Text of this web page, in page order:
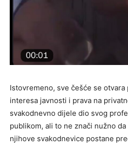
Istovremeno, sve češće se
interesa javnosti i prava na
svakodnevno dijele dio svog
publikom, ali to ne znači nužno
njihove svakodnevice postane